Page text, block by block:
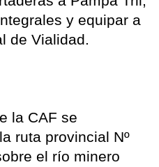
y equipar a
de Vialidad.
la CAF se
ruta provincial Nº
el río minero